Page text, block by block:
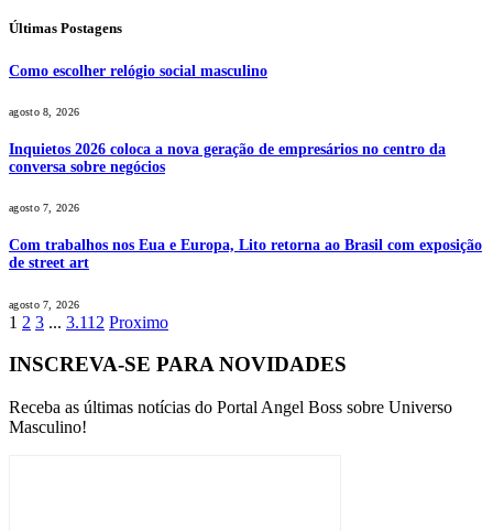
Últimas Postagens
Como escolher relógio social masculino
agosto 8, 2026
Inquietos 2026 coloca a nova geração de empresários no centro da
conversa sobre negócios
agosto 7, 2026
Com trabalhos nos Eua e Europa, Lito retorna ao Brasil com exposição
de street art
agosto 7, 2026
1 2 3 ... 3.112 Proximo
INSCREVA-SE PARA NOVIDADES
Receba as últimas notícias do Portal Angel Boss sobre Universo
Masculino!